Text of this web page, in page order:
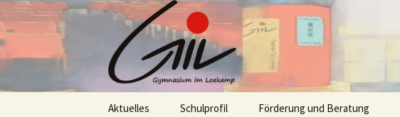
Aktuelles Schulprofil Förderung und Beratung